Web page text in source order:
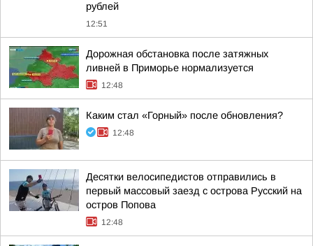
рублей
12:51
Дорожная обстановка после затяжных
ливней в Приморье нормализуется
12:48
Каким стал «Горный» после обновления?
12:48
Десятки велосипедистов отправились в
первый массовый заезд с острова Русский на
остров Попова
12:48